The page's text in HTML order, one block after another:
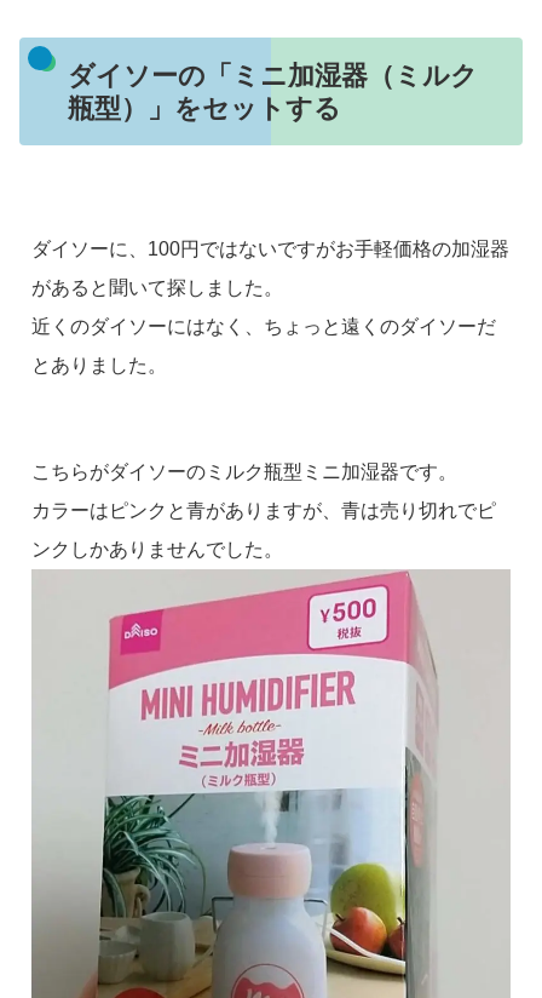
ダイソーの「ミニ加湿器（ミルク
瓶型）」をセットする
ダイソーに、100円ではないですがお手軽価格の加湿器
があると聞いて探しました。
近くのダイソーにはなく、ちょっと遠くのダイソーだ
とありました。
こちらがダイソーのミルク瓶型ミニ加湿器です。
カラーはピンクと青がありますが、青は売り切れでピ
ンクしかありませんでした。